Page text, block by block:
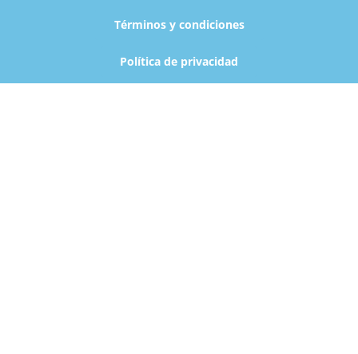
Términos y condiciones
Política de privacidad